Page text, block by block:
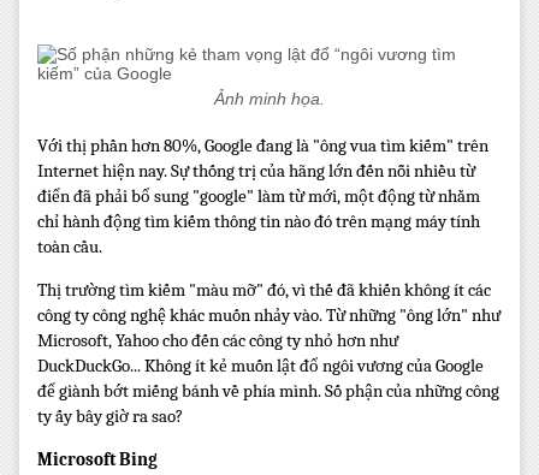
Ảnh minh họa.
Với thị phần hơn 80%, Google đang là "ông vua tìm kiếm" trên
Internet hiện nay. Sự thống trị của hãng lớn đến nỗi nhiều từ
điển đã phải bổ sung "google" làm từ mới, một động từ nhằm
chỉ hành động tìm kiếm thông tin nào đó trên mạng máy tính
toàn cầu.
Thị trường tìm kiếm "màu mỡ" đó, vì thế đã khiến không ít các
công ty công nghệ khác muốn nhảy vào. Từ những "ông lớn" như
Microsoft, Yahoo cho đến các công ty nhỏ hơn như
DuckDuckGo... Không ít kẻ muốn lật đổ ngôi vương của Google
để giành bớt miếng bánh về phía mình. Số phận của những công
ty ấy bây giờ ra sao?
Microsoft Bing